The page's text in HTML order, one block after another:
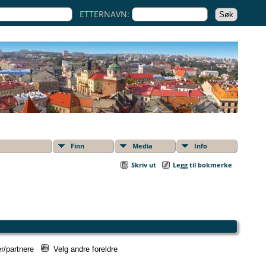
ETTERNAVN:
Finn Media Info
Skriv ut Legg til bokmerke
partnere Velg andre foreldre